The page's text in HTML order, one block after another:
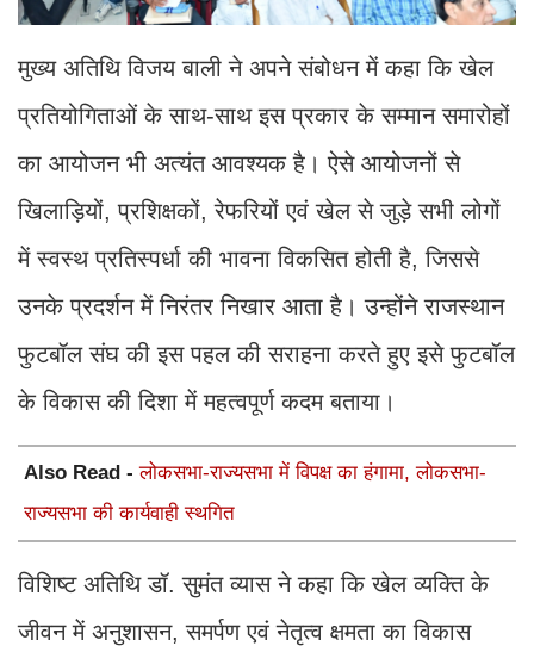
मुख्य अतिथि विजय बाली ने अपने संबोधन में कहा कि खेल
प्रतियोगिताओं के साथ-साथ इस प्रकार के सम्मान समारोहों
का आयोजन भी अत्यंत आवश्यक है। ऐसे आयोजनों से
खिलाड़ियों, प्रशिक्षकों, रेफरियों एवं खेल से जुड़े सभी लोगों
में स्वस्थ प्रतिस्पर्धा की भावना विकसित होती है, जिससे
उनके प्रदर्शन में निरंतर निखार आता है। उन्होंने राजस्थान
फुटबॉल संघ की इस पहल की सराहना करते हुए इसे फुटबॉल
के विकास की दिशा में महत्वपूर्ण कदम बताया।
Also Read -लोकसभा-राज्यसभा में विपक्ष का हंगामा, लोकसभा-
राज्यसभा की कार्यवाही स्थगित
विशिष्ट अतिथि डॉ. सुमंत व्यास ने कहा कि खेल व्यक्ति के
जीवन में अनुशासन, समर्पण एवं नेतृत्व क्षमता का विकास